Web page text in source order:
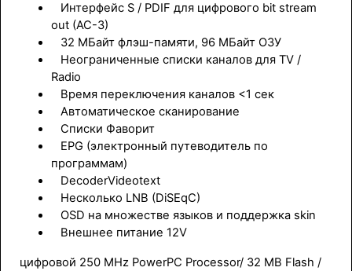
Интерфейс S / PDIF для цифрового bit stream
out (AC-3)
32 МБайт флэш-памяти, 96 МБайт ОЗУ
Неограниченные списки каналов для TV /
Radio
Время переключения каналов <1 сек
Автоматическое сканирование
Списки Фаворит
EPG (электронный путеводитель по
программам)
DecoderVideotext
Несколько LNB (DiSEqC)
OSD на множестве языков и поддержка skin
Внешнее питание 12V
цифровой 250 MHz PowerPC Processor/ 32 MB Flash /